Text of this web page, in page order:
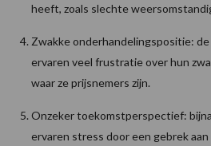
heeft, zoals slechte
Zwakke onderhandelingspositie:
ervaren veel frustratie over hun
waar ze prijsnemers zijn.
Onzeker toekomstperspectief:
ervaren stress door een gebrek